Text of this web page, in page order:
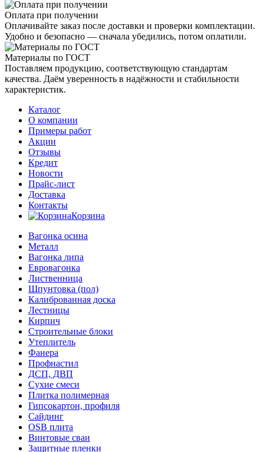
Оплата при получении
Оплачивайте заказ после доставки и проверки комплектации.
Удобно и безопасно — сначала убедились, потом оплатили.
Материалы по ГОСТ
Поставляем продукцию, соответствующую стандартам
качества. Даём уверенность в надёжности и стабильности
характеристик.
Каталог
О компании
Примеры работ
Акции
Отзывы
Кредит
Новости
Прайс-лист
Доставка
Контакты
Корзина
Вагонка осина
Металл
Вагонка липа
Евровагонка
Лиственница
Шпунтовка (пол)
Калиброванная доска
Лестницы
Кирпич
Строительные блоки
Утеплитель
Фанера
Профнастил
ДСП, ДВП
Сухие смеси
Плитка полимерная
Гипсокартон, профиля
Сайдинг
OSB плита
Винтовые сваи
Защитные пленки